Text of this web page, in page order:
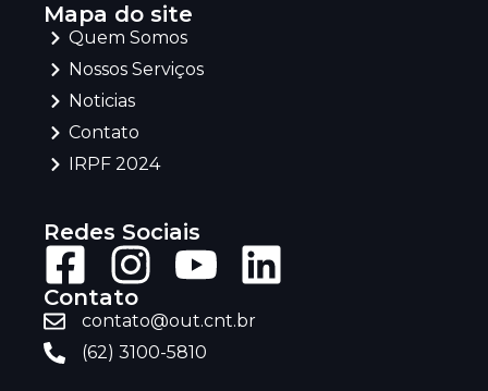
Mapa do site
Quem Somos
Nossos Serviços
Noticias
Contato
IRPF 2024
Redes Sociais
Contato
contato@out.cnt.br
(62) 3100-5810